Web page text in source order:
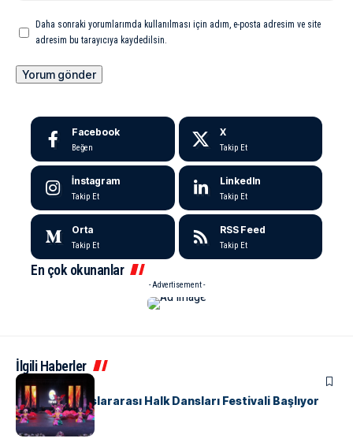
Daha sonraki yorumlarımda kullanılması için adım, e-posta adresim ve site
adresim bu tarayıcıya kaydedilsin.
Facebook
Beğen
X
Takip Et
İnstagram
Takip Et
LinkedIn
Takip Et
Orta
Takip Et
RSS Feed
Takip Et
En çok okunanlar
- Advertisement -
İlgili Haberler
KÜLTÜR & SANAT
Yalova’da Uluslararası Halk Dansları Festivali Başlıyor